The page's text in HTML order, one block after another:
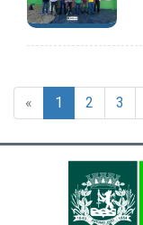
« 1 2 3